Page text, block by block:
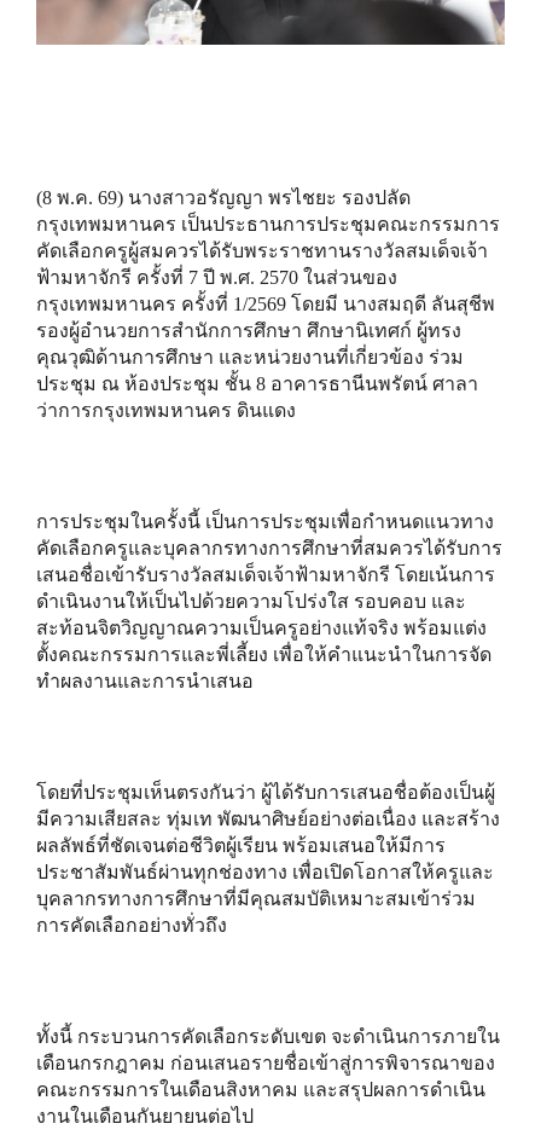
(8 พ.ค. 69) นางสาวอรัญญา พรไชยะ รองปลัด
กรุงเทพมหานคร เป็นประธานการประชุมคณะกรรมการ
คัดเลือกครูผู้สมควรได้รับพระราชทานรางวัลสมเด็จเจ้า
ฟ้ามหาจักรี ครั้งที่ 7 ปี พ.ศ. 2570 ในส่วนของ
กรุงเทพมหานคร ครั้งที่ 1/2569 โดยมี นางสมฤดี ลันสุชีพ
รองผู้อำนวยการสำนักการศึกษา ศึกษานิเทศก์ ผู้ทรง
คุณวุฒิด้านการศึกษา และหน่วยงานที่เกี่ยวข้อง ร่วม
ประชุม ณ ห้องประชุม ชั้น 8 อาคารธานีนพรัตน์ ศาลา
ว่าการกรุงเทพมหานคร ดินแดง
การประชุมในครั้งนี้ เป็นการประชุมเพื่อกำหนดแนวทาง
คัดเลือกครูและบุคลากรทางการศึกษาที่สมควรได้รับการ
เสนอชื่อเข้ารับรางวัลสมเด็จเจ้าฟ้ามหาจักรี โดยเน้นการ
ดำเนินงานให้เป็นไปด้วยความโปร่งใส รอบคอบ และ
สะท้อนจิตวิญญาณความเป็นครูอย่างแท้จริง พร้อมแต่ง
ตั้งคณะกรรมการและพี่เลี้ยง เพื่อให้คำแนะนำในการจัด
ทำผลงานและการนำเสนอ
โดยที่ประชุมเห็นตรงกันว่า ผู้ได้รับการเสนอชื่อต้องเป็นผู้
มีความเสียสละ ทุ่มเท พัฒนาศิษย์อย่างต่อเนื่อง และสร้าง
ผลลัพธ์ที่ชัดเจนต่อชีวิตผู้เรียน พร้อมเสนอให้มีการ
ประชาสัมพันธ์ผ่านทุกช่องทาง เพื่อเปิดโอกาสให้ครูและ
บุคลากรทางการศึกษาที่มีคุณสมบัติเหมาะสมเข้าร่วม
การคัดเลือกอย่างทั่วถึง
ทั้งนี้ กระบวนการคัดเลือกระดับเขต จะดำเนินการภายใน
เดือนกรกฎาคม ก่อนเสนอรายชื่อเข้าสู่การพิจารณาของ
คณะกรรมการในเดือนสิงหาคม และสรุปผลการดำเนิน
งานในเดือนกันยายนต่อไป